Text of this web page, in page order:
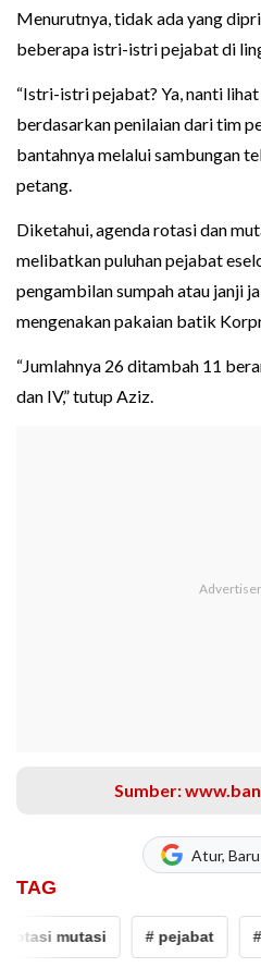
Menurutnya, tidak ada yang
beberapa istri-istri pejabat di
“Istri-istri pejabat? Ya, nanti lihat
berdasarkan penilaian dari tim
bantahnya melalui sambungan
petang.
Diketahui, agenda rotasi dan
melibatkan puluhan pejabat
pengambilan sumpah atau janji
mengenakan pakaian batik
“Jumlahnya 26 ditambah 11
dan IV,” tutup Aziz.
Sumber:
Atur,
TAG
mutasi # pejabat #